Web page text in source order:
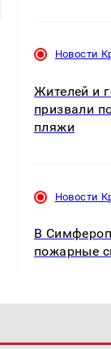
Новости
Жителей и
призвали
пляжи
Новости
В
пожарные